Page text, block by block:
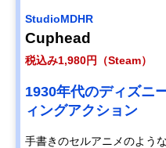
StudioMDHR
Cuphead
税込み1,980円（Steam）
1930年代のディズニ
ィングアクション
手書きのセルアニメのよう